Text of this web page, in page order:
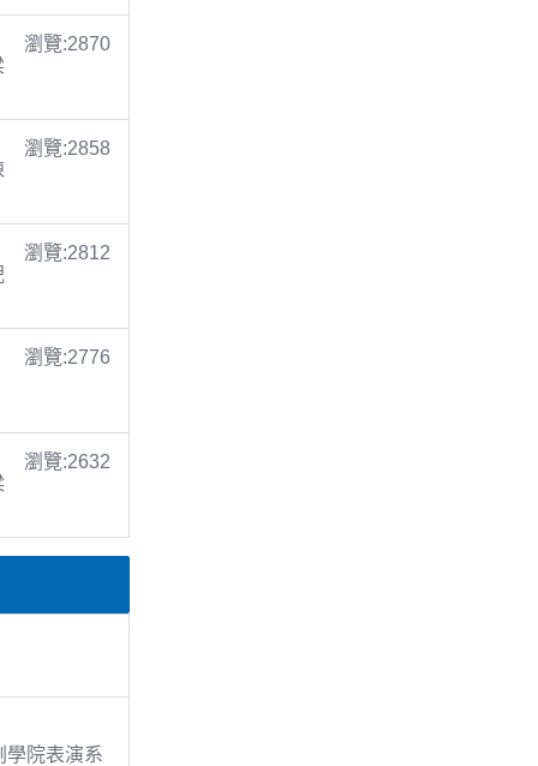
瀏覽:2870
瀏覽:2858
瀏覽:2812
瀏覽:2776
瀏覽:2632
院表演系